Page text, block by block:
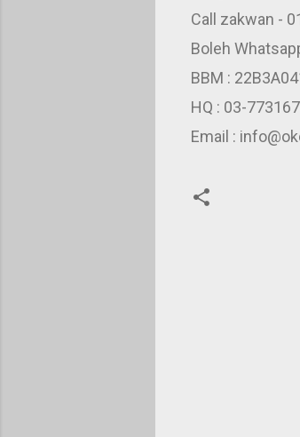
Call zakwan -
Boleh
BBM :
HQ : 03-
Email :